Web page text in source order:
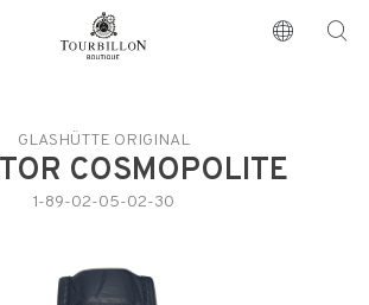
www.tourbillon.com/index.php/fr
GLASHÜTTE ORIGINAL
COSMOPOLITE
1-89-02-05-02-30